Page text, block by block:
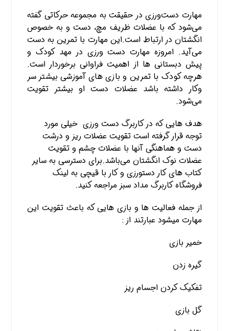
مهارت دست‌ورزی در حقیقت به مجموعه حرکاتی گفته
می‌شود که با عضلات ظریف مچ، دست و به خصوص
انگشتان در ارتباط است.این مهارت با تمرین به دست
می‌آید. امروزه مهارت دست ورزی در مهد کودک و
پیش دبستانی ها از اهمیت فراوانی برخوردار است.
هرچه کودک با تمرین و بازی های آموزشی بیشتر سر
وکار داشته باشد عضلات دست او بیشتر تقویت
می‌شود.
هدف هایی که در کاربرگ دست ورزی خیلی مورد
توجه قرار گرفته است تقویت عضلات ریز و درشت
دست و هماهنگی آنها با عضلات چشم و تقویت
عضلات نوک انگشتان می‌باشد.برای دسترسی به سایر
کتاب های کار دستورزی و کار با قیچی به لینک
فروشگاه کاربرگ مداد سبز مراجعه کنید.
از جمله فعالیت ها و بازی هایی که باعث تقویت این
مهارت میشود عبارتند از :
خمیر بازی
گیره زدن
تفکیک کردن اجسام ریز
گل بازی